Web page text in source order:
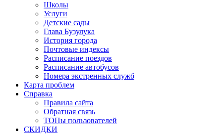
Школы
Услуги
Детские сады
Глава Бузулука
История города
Почтовые индексы
Расписание поездов
Расписание автобусов
Номера экстренных служб
Карта проблем
Справка
Правила сайта
Обратная связь
ТОПы пользователей
СКИДКИ